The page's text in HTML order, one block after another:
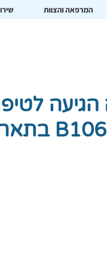
המרפאה והצוות